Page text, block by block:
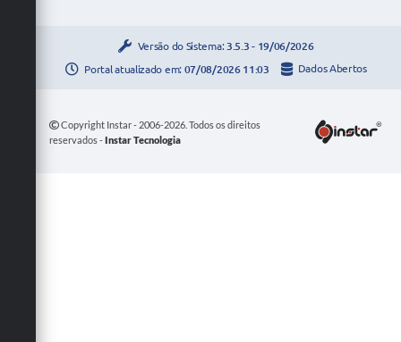
Versão do Sistema: 3.5.3 - 19/06/2026
Portal atualizado em: 07/08/2026 11:03 Dados Abertos
Copyright Instar - 2006-2026. Todos os direitos
reservados -Instar Tecnologia